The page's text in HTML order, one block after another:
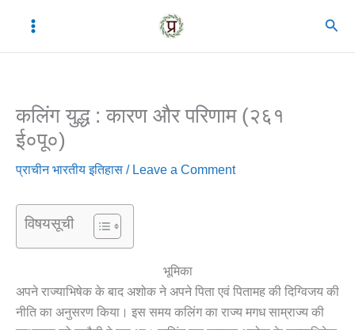
content
कलिंग युद्ध : कारण और परिणाम (२६१
ई०पू०)
प्राचीन भारतीय इतिहास / Leave a Comment
विषयसूची
भूमिका
अपने राज्याभिषेक के बाद अशोक ने अपने पिता एवं पितामह की दिग्विजय की
नीति का अनुसरण किया। इस समय कलिंग का राज्य मगध साम्राज्य की
g
o
r
i
v
e